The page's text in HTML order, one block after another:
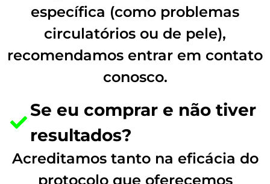
específica (como problemas
circulatórios ou de pele),
recomendamos entrar em contato
conosco.
Se eu comprar e não tiver
resultados?
Acreditamos tanto na eficácia do
protocolo que oferecemos